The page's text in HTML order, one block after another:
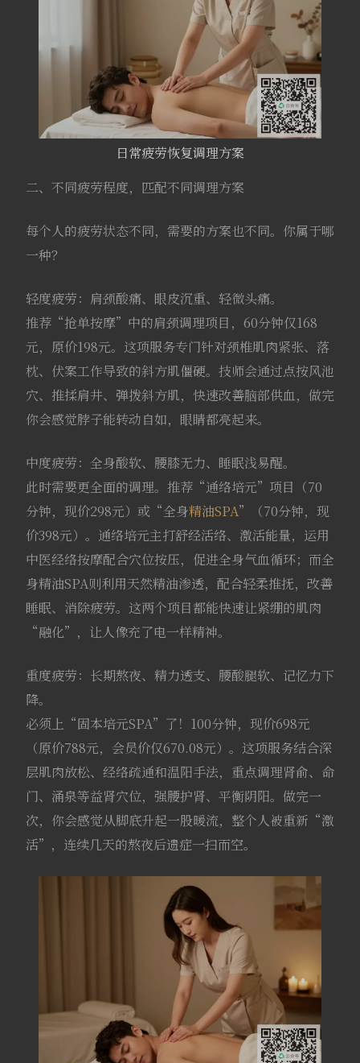
日常疲劳恢复调理方案
二、不同疲劳程度，匹配不同调理方案
每个人的疲劳状态不同，需要的方案也不同。你属于哪
一种？
轻度疲劳：肩颈酸痛、眼皮沉重、轻微头痛。
推荐“抢单按摩”中的肩颈调理项目，60分钟仅168
元，原价198元。这项服务专门针对颈椎肌肉紧张、落
枕、伏案工作导致的斜方肌僵硬。技师会通过点按风池
穴、推揉肩井、弹拨斜方肌，快速改善脑部供血，做完
你会感觉脖子能转动自如，眼睛都亮起来。
中度疲劳：全身酸软、腰膝无力、睡眠浅易醒。
此时需要更全面的调理。推荐“通络培元”项目（70
分钟，现价298元）或“全身精油SPA”（70分钟，现
价398元）。通络培元主打舒经活络、激活能量，运用
中医经络按摩配合穴位按压，促进全身气血循环；而全
身精油SPA则利用天然精油渗透，配合轻柔推抚，改善
睡眠、消除疲劳。这两个项目都能快速让紧绷的肌肉
“融化”，让人像充了电一样精神。
重度疲劳：长期熬夜、精力透支、腰酸腿软、记忆力下
降。
必须上“固本培元SPA”了！100分钟，现价698元
（原价788元，会员价仅670.08元）。这项服务结合深
层肌肉放松、经络疏通和温阳手法，重点调理肾俞、命
门、涌泉等益肾穴位，强腰护肾、平衡阴阳。做完一
次，你会感觉从脚底升起一股暖流，整个人被重新“激
活”，连续几天的熬夜后遗症一扫而空。